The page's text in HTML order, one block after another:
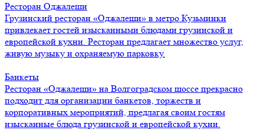
Ресторан Оджалеши
Грузинский ресторан «Оджалеши» в метро Кузьминки
привлекает гостей изысканными блюдами грузинской и
европейской кухни. Ресторан предлагает множество услуг,
живую музыку и охраняемую парковку.
Банкеты
Ресторан «Оджалеши» на Волгоградском шоссе прекрасно
подходит для организации банкетов, торжеств и
корпоративных мероприятий, предлагая своим гостям
изысканные блюда грузинской и европейской кухни.